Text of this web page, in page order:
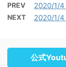
PREV 2020/1/
NEXT 2020/1/
公式